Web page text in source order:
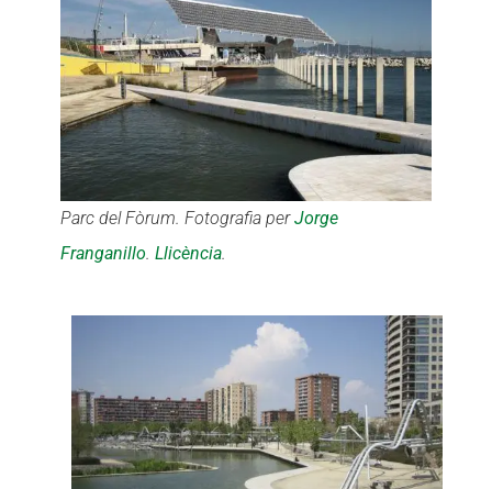
Parc del Fòrum. Fotografia perJorge
Franganillo. Llicència.